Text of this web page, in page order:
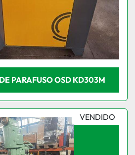
PARAFUSO OSD KD303M
VENDIDO